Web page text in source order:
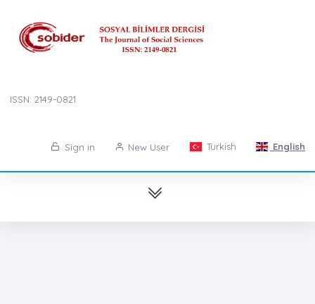
ISSN: 2149-0821
Sign in New User Turkish English